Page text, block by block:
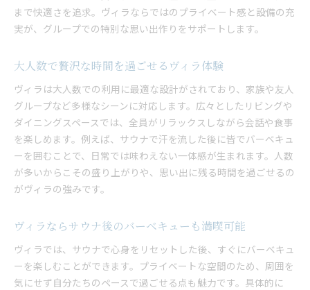
まで快適さを追求。ヴィラならではのプライベート感と設備の充
実が、グループでの特別な思い出作りをサポートします。
大人数で贅沢な時間を過ごせるヴィラ体験
ヴィラは大人数での利用に最適な設計がされており、家族や友人
グループなど多様なシーンに対応します。広々としたリビングや
ダイニングスペースでは、全員がリラックスしながら会話や食事
を楽しめます。例えば、サウナで汗を流した後に皆でバーベキュ
ーを囲むことで、日常では味わえない一体感が生まれます。人数
が多いからこその盛り上がりや、思い出に残る時間を過ごせるの
がヴィラの強みです。
ヴィラならサウナ後のバーベキューも満喫可能
ヴィラでは、サウナで心身をリセットした後、すぐにバーベキュ
ーを楽しむことができます。プライベートな空間のため、周囲を
気にせず自分たちのペースで過ごせる点も魅力です。具体的に